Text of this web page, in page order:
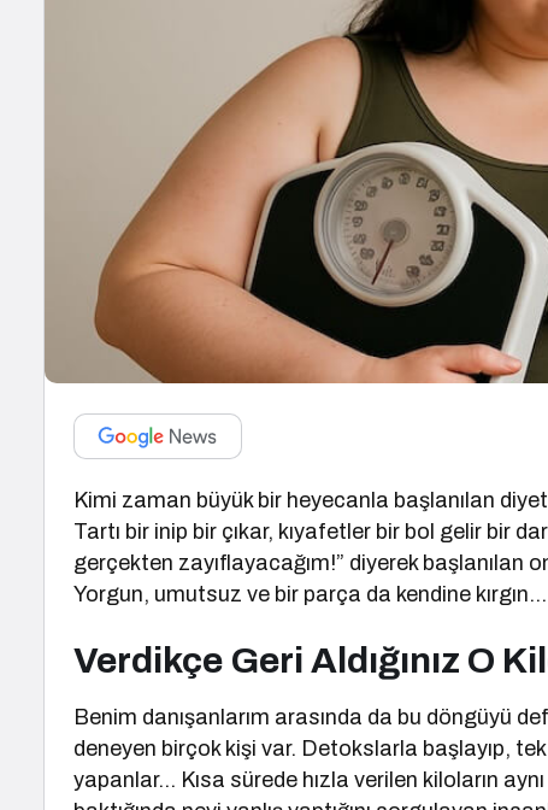
Kimi zaman büyük bir heyecanla başlanılan
Tartı bir inip bir çıkar, kıyafetler bir bol gelir bir
gerçekten zayıflayacağım!” diyerek başlanılan
Yorgun, umutsuz ve bir parça da kendine kırgın…
Verdikçe Geri Aldığınız O
Benim danışanlarım arasında da bu döngüyü
deneyen birçok kişi var. Detokslarla başlayıp,
yapanlar… Kısa sürede hızla verilen kiloların